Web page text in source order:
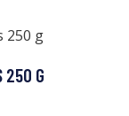
250 G